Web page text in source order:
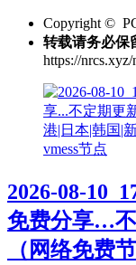
Copyright ©
转载请务必保
https://
vmess节点
2026-08-
免费分享…
（网络免费